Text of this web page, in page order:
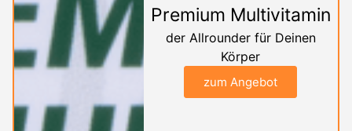
Premium Multivitamin
der Allrounder für Deinen
Körper
zum Angebot